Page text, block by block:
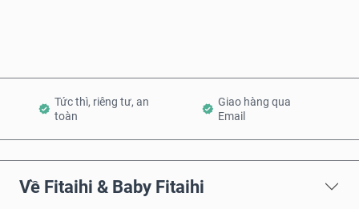
Tức thì, riêng tư, an
toàn
Giao hàng qua
Email
Về Fitaihi & Baby Fitaihi